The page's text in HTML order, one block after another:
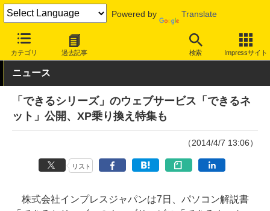
Powered by Translate
カテゴリ 過去記事 検索 Impressサイト
INTERNET Watch サービス/ソフト サービス ニュース/生活
ニュース
「できるシリーズ」のウェブサービス「できるネ
ット」公開、XP乗り換え特集も
（2014/4/7 13:06）
リスト
株式会社インプレスジャパンは7日、パソコン解説書